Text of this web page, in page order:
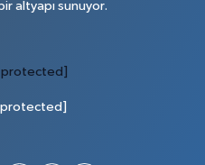
altyapı sunuyor.
protected]
protected]